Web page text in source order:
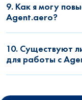
9. Как я могу
Agent.aero?
10. Существуют
для работы с